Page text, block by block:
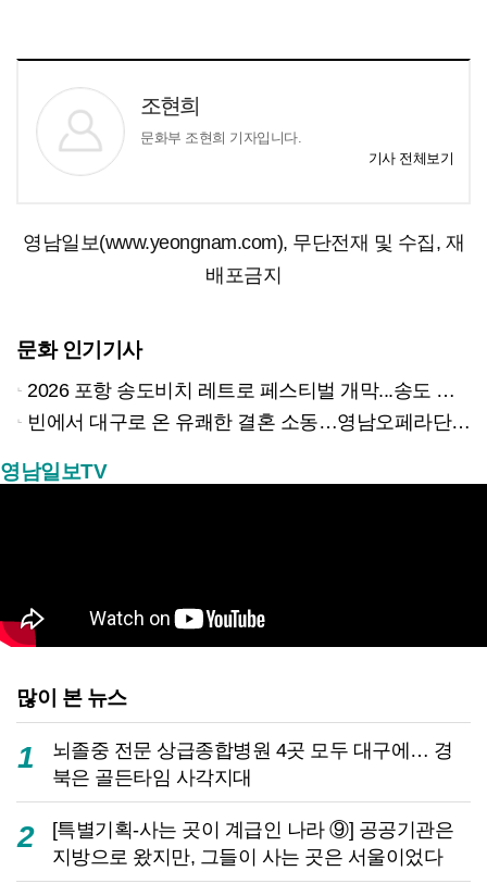
조현희
문화부 조현희 기자입니다.
기사 전체보기
영남일보(www.yeongnam.com), 무단전재 및 수집, 재
배포금지
문화 인기기사
2026 포항 송도비치 레트로 페스티벌 개막...송도 밤바다 달군 레트로 열기
빈에서 대구로 온 유쾌한 결혼 소동…영남오페라단 창단 42주년 기념 오페레타 ‘딸은 열, 아들은?’
영남일보TV
많이 본 뉴스
1
뇌졸중 전문 상급종합병원 4곳 모두 대구에… 경
북은 골든타임 사각지대
2
[특별기획-사는 곳이 계급인 나라 ⑨] 공공기관은
지방으로 왔지만, 그들이 사는 곳은 서울이었다